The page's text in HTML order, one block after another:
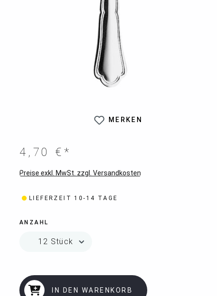
MERKEN
4,70 €*
Preise exkl. MwSt. zzgl. Versandkosten
LIEFERZEIT 10-14 TAGE
ANZAHL
IN DEN WARENKORB